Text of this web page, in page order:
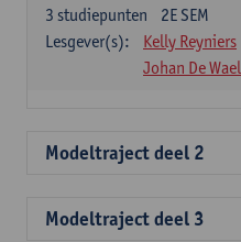
2E SEM
3 studiepunten
Lesgever(s):
Kelly Reyniers
Johan De
Modeltraject deel 2
Modeltraject deel 3